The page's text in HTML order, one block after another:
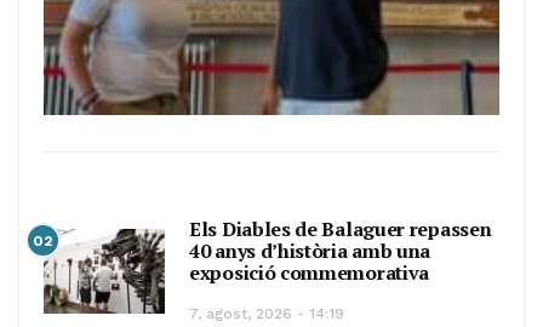
02
Els Diables de Balaguer repassen
40 anys d’història amb una
exposició commemorativa
7, agost, 2026 - 14:19